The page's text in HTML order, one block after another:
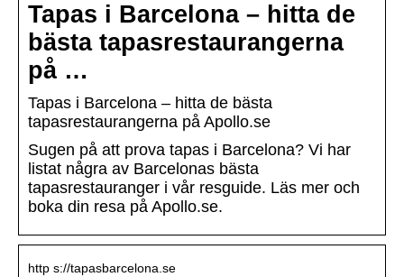
Tapas i Barcelona – hitta de
bästa tapasrestaurangerna
på …
Tapas i Barcelona – hitta de bästa
tapasrestaurangerna på Apollo.se
Sugen på att prova tapas i Barcelona? Vi har
listat några av Barcelonas bästa
tapasrestauranger i vår resguide. Läs mer och
boka din resa på Apollo.se.
http s://tapasbarcelona.se